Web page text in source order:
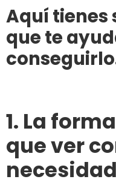
Aquí tienes
que te
1. La
que ver